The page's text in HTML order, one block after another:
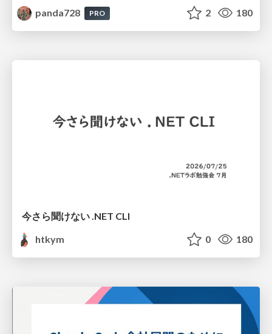
panda728
PRO 2 180
今さら聞けない .NET CLI
htkym
0 180